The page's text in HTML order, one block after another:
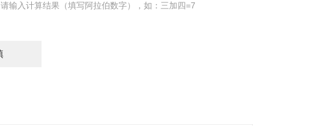
请输入计算结果（填写阿拉伯数字），如：三加四=7